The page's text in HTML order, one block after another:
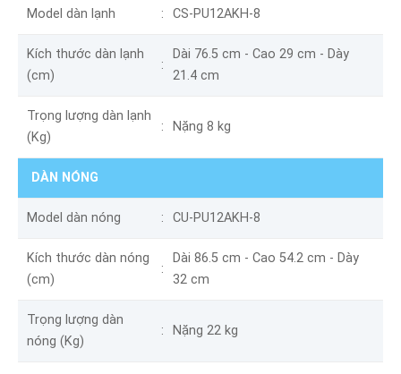
Model dàn lạnh CS-PU12AKH-8
Kích thước dàn lạnh
(cm)
Dài 76.5 cm - Cao 29 cm - Dày
21.4 cm
Trọng lượng dàn lạnh
(Kg)
Nặng 8 kg
DÀN NÓNG
Model dàn nóng CU-PU12AKH-8
Kích thước dàn nóng
(cm)
Dài 86.5 cm - Cao 54.2 cm - Dày
32 cm
Trọng lượng dàn
nóng (Kg)
Nặng 22 kg